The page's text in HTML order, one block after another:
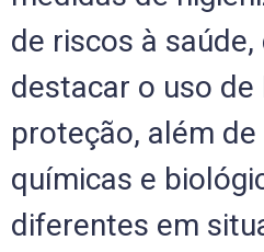
de riscos à
destacar o uso
proteção, além
químicas e
diferentes em